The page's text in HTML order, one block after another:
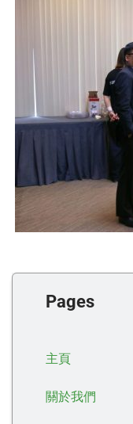
Pages
主頁
關於我們